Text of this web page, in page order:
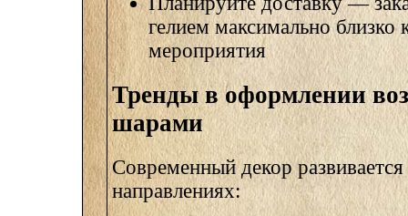
гелием максимально близко
мероприятия
Тренды в оформлении
шарами
Современный декор
направлениях: